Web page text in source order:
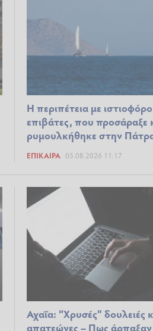
Η περιπέτεια με
επιβάτες, που προσάραξε
ρυμουλκήθηκε στην
ΕΠΊΚΑΙΡΑ 05.08.2026 11:17
Αχαΐα: “Χρυσές” δουλειές
απατεώνες – Πως